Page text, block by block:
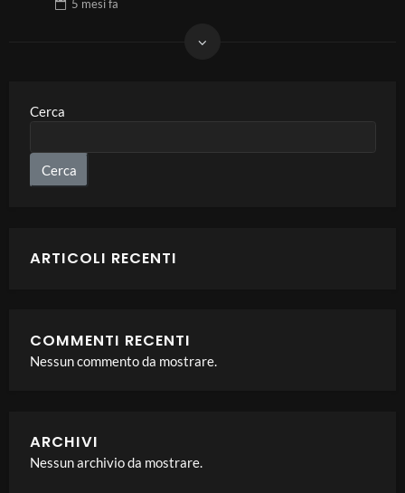
5 mesifa
Cerca
Cerca
ARTICOLI RECENTI
COMMENTI RECENTI
Nessun commento da mostrare.
ARCHIVI
Nessun archivio da mostrare.